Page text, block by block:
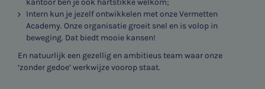
Intern kun je jezelf ontwikkelen met onze Vermetten
Academy. Onze organisatie groeit snel en is volop in
beweging. Dat biedt mooie kansen!
En natuurlijk een gezellig en ambitieus team waar onze
‘zonder gedoe’ werkwijze voorop staat.